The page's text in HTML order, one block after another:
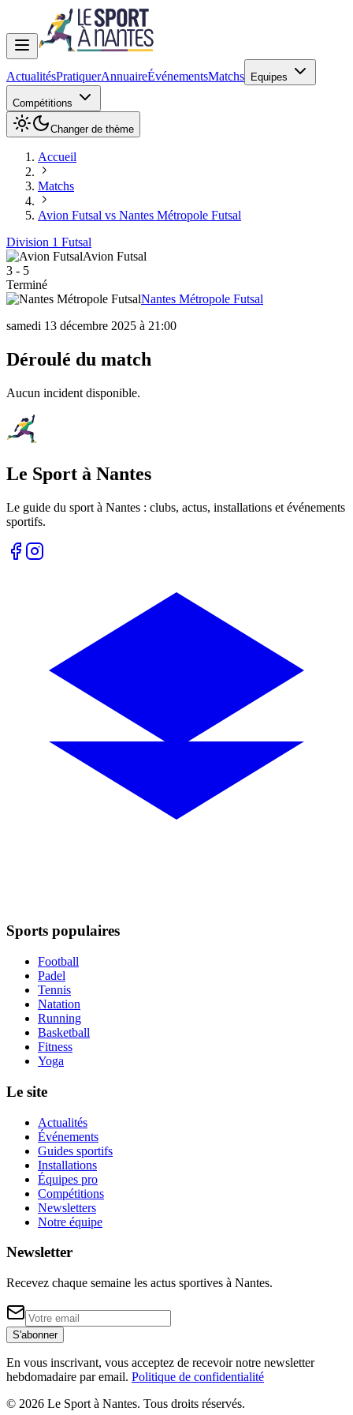
ActualitésPratiquerAnnuaireÉvénementsMatchs Equipes
Compétitions
Changer de thème
Accueil
Matchs
Avion Futsal vs Nantes Métropole Futsal
Division 1 Futsal
Avion Futsal
3 - 5
Terminé
Nantes Métropole Futsal
samedi 13 décembre 2025 à 21:00
Déroulé du match
Aucun incident disponible.
Le Sport à Nantes
Le guide du sport à Nantes : clubs, actus, installations et événements
sportifs.
Sports populaires
Football
Padel
Tennis
Natation
Running
Basketball
Fitness
Yoga
Le site
Actualités
Événements
Guides sportifs
Installations
Équipes pro
Compétitions
Newsletters
Notre équipe
Newsletter
Recevez chaque semaine les actus sportives à Nantes.
S'abonner
En vous inscrivant, vous acceptez de recevoir notre newsletter
hebdomadaire par email. Politique de confidentialité
© 2026 Le Sport à Nantes. Tous droits réservés.